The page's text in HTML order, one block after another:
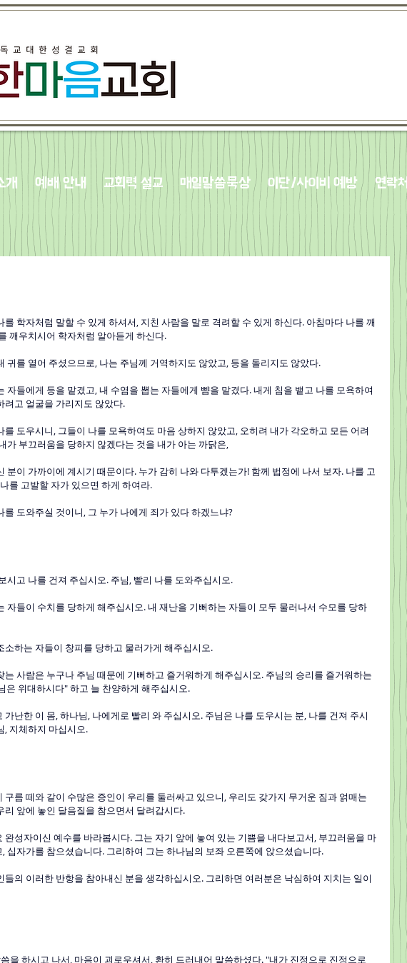
개 예배 안내 교회력 설교 매일말씀묵상 이단/사이비 예방 연락처
를 학자처럼 말할 수 있게 하셔서, 지친 사람을 말로 격려할 수 있게 하신다. 아침마다 나를 깨
깨우치시어 학자처럼 알아듣게 하신다.
귀를 열어 주셨으므로, 나는 주님께 거역하지도 않았고, 등을 돌리지도 않았다.
자들에게 등을 맡겼고, 내 수염을 뽑는 자들에게 뺨을 맡겼다. 내게 침을 뱉고 나를 모욕하여
려고 얼굴을 가리지도 않았다.
를 도우시니, 그들이 나를 모욕하여도 마음 상하지 않았고, 오히려 내가 각오하고 모든 어려
가 부끄러움을 당하지 않겠다는 것을 내가 아는 까닭은,
분이 가까이에 계시기 때문이다. 누가 감히 나와 다투겠는가! 함께 법정에 나서 보자. 나를 고
를 고발할 자가 있으면 하게 하여라.
를 도와주실 것이니, 그 누가 나에게 죄가 있다 하겠느냐?
보시고 나를 건져 주십시오. 주님, 빨리 나를 도와주십시오.
자들이 수치를 당하게 해주십시오. 내 재난을 기뻐하는 자들이 모두 물러나서 수모를 당하
소하는 자들이 창피를 당하고 물러가게 해주십시오.
는 사람은 누구나 주님 때문에 기뻐하고 즐거워하게 해주십시오. 주님의 승리를 즐거워하는
은 위대하시다" 하고 늘 찬양하게 해주십시오.
가난한 이 몸, 하나님, 나에게로 빨리 와 주십시오. 주님은 나를 도우시는 분, 나를 건져 주시
, 지체하지 마십시오.
구름 떼와 같이 수많은 증인이 우리를 둘러싸고 있으니, 우리도 갖가지 무거운 짐과 얽매는
리 앞에 놓인 달음질을 참으면서 달려갑시다.
완성자이신 예수를 바라봅시다. 그는 자기 앞에 놓여 있는 기쁨을 내다보고서, 부끄러움을 마
십자가를 참으셨습니다. 그리하여 그는 하나님의 보좌 오른쪽에 앉으셨습니다.
들의 이러한 반항을 참아내신 분을 생각하십시오. 그리하면 여러분은 낙심하여 지치는 일이
씀을 하시고 나서, 마음이 괴로우셔서, 환히 드러내어 말씀하셨다. "내가 진정으로 진정으로